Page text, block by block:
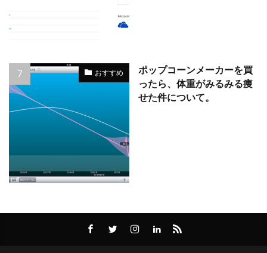
おすすめ
ポップコーンメーカーを買
ったら、体重がみるみる痩
せた件について。